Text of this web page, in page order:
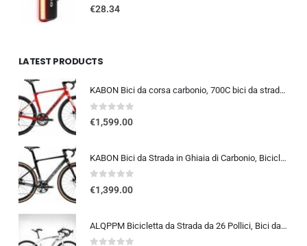
0out of 5
€28.34
LATEST PRODUCTS
KABON Bici da corsa carbonio, 700C bici da strada T800 Completamente carbonio con Shimano 105 R7000 22 velocità 8.1 KG Leg…
0out of 5
€1,599.00
KABON Bici da Strada in Ghiaia di Carbonio, Bicicletta con Telaio in Fibra di Carbonio T800 con Bicicletta da Corsa con Fr…
0out of 5
€1,399.00
ALQPPM Bicicletta da Strada da 26 Pollici, Bici da 24 Velocità, Freno a Doppio Disco, Telaio in Acciaio ad Alto Tenore Di …